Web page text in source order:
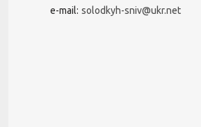
e-mail solodkyh-sniv@ukr.net